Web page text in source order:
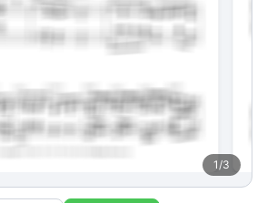
1/3